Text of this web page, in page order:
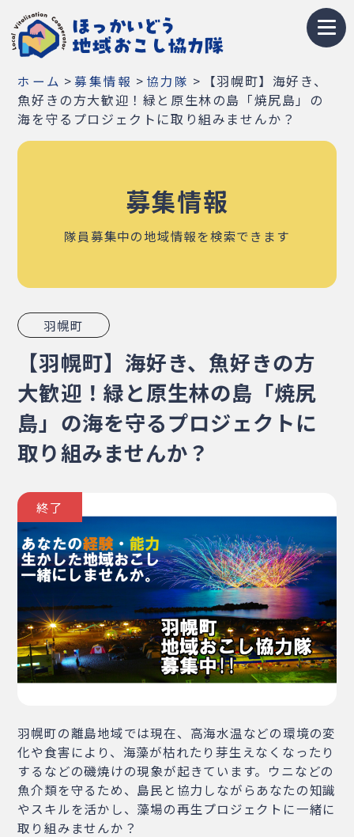
トップページ
地域おこし協力隊とは
募集情報
イベント・研修会
地域紹介
Q&A
・相談窓口
・お問合せ
・リンク集
・プライバシーポリシー
・サイトマップ
ホーム > 募集情報 > 協力隊 > 【羽幌町】海好き、
魚好きの方大歓迎！緑と原生林の島「焼尻島」の
海を守るプロジェクトに取り組みませんか？
募集情報
隊員募集中の地域情報を検索できます
羽幌町
【羽幌町】海好き、魚好きの方
大歓迎！緑と原生林の島「焼尻
島」の海を守るプロジェクトに
取り組みませんか？
終了
羽幌町の離島地域では現在、高海水温などの環境の変
化や食害により、海藻が枯れたり芽生えなくなったり
するなどの磯焼けの現象が起きています。ウニなどの
魚介類を守るため、島民と協力しながらあなたの知識
やスキルを活かし、藻場の再生プロジェクトに一緒に
取り組みませんか？